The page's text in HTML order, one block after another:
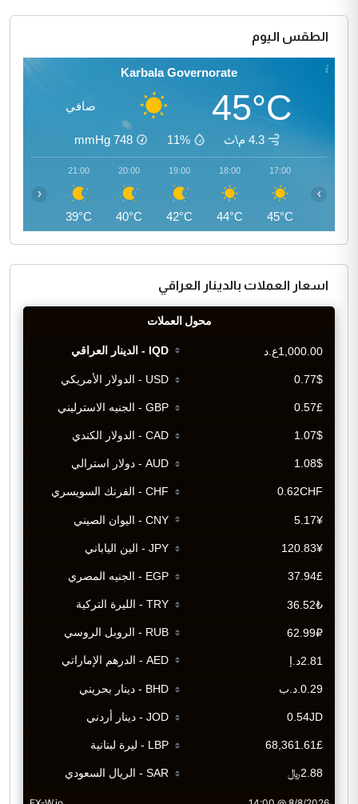
الطقس اليوم
Karbala Governorate
45°C صافي
4.3 م\ث 11%
748
mmHg
17:00
45°C
18:00
44°C
19:00
42°C
20:00
40°C
21:00
39°C
‹ ›
اسعار العملات بالدينار العراقي